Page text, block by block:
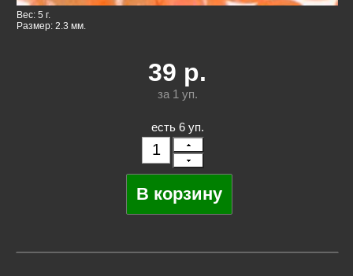
Вес: 5 г.
Размер: 2.3 мм.
39 р.
за 1 уп.
есть 6 уп.